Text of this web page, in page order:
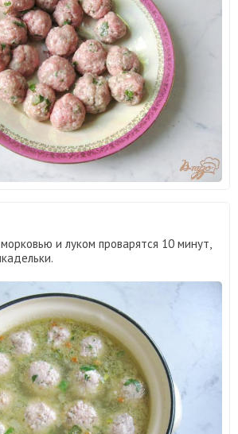
и луком проварятся 10 минут,